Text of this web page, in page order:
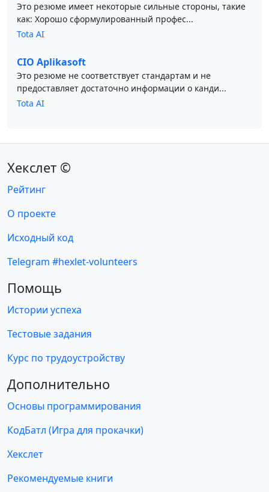
Это резюме имеет некоторые сильные стороны, такие
как: Хорошо сформулированный профес...
Tota AI
CIO Aplikasoft
Это резюме не соответствует стандартам и не
предоставляет достаточно информации о канди...
Tota AI
Хекслет ©
Рейтинг
О проекте
Исходный код
Telegram #hexlet-volunteers
Помощь
Истории успеха
Тестовые задания
Курс по трудоустройству
Дополнительно
Основы программирования
КодБатл (Игра для прокачки)
Хекслет
Рекомендуемые книги